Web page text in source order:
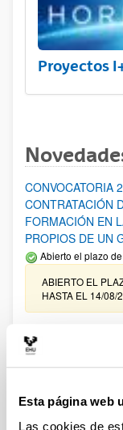
Esta página web
Las cookies de
Proyectos
CONVOCATORIA
CONTRATACIÓN
FORMACIÓN EN
PROPIOS DE UN
Abierto el plazo
ABIERTO EL
HASTA EL 14/08/
Ayudas para
infraestructura
UPV/EHU 2026
25/03/2026:
solicitudes